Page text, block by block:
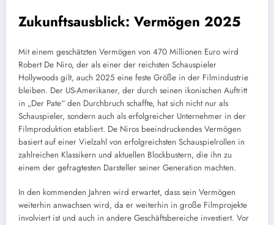
Zukunftsausblick: Vermögen 2025
Mit einem geschätzten Vermögen von 470 Millionen Euro wird
Robert De Niro, der als einer der reichsten Schauspieler
Hollywoods gilt, auch 2025 eine feste Größe in der Filmindustrie
bleiben. Der US-Amerikaner, der durch seinen ikonischen Auftritt
in „Der Pate“ den Durchbruch schaffte, hat sich nicht nur als
Schauspieler, sondern auch als erfolgreicher Unternehmer in der
Filmproduktion etabliert. De Niros beeindruckendes Vermögen
basiert auf einer Vielzahl von erfolgreichsten Schauspielrollen in
zahlreichen Klassikern und aktuellen Blockbustern, die ihn zu
einem der gefragtesten Darsteller seiner Generation machten.
In den kommenden Jahren wird erwartet, dass sein Vermögen
weiterhin anwachsen wird, da er weiterhin in große Filmprojekte
involviert ist und auch in andere Geschäftsbereiche investiert. Vor